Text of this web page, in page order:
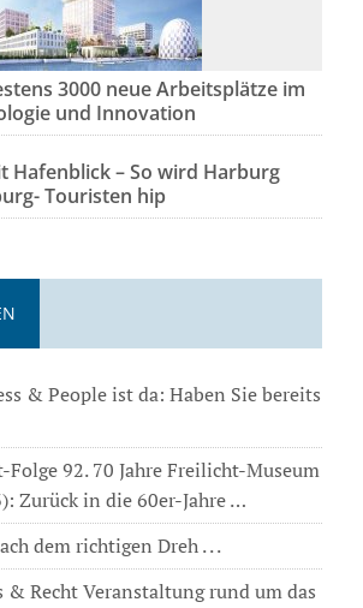
3000 neue Arbeitsplätze im
und Innovation
Hafenblick – So wird Harburg
Touristen hip
& People ist da: Haben Sie bereits
Folge 92. 70 Jahre Freilicht-Museum
Zurück in die 60er-Jahre …
dem richtigen Dreh . . .
& Recht Veranstaltung rund um das